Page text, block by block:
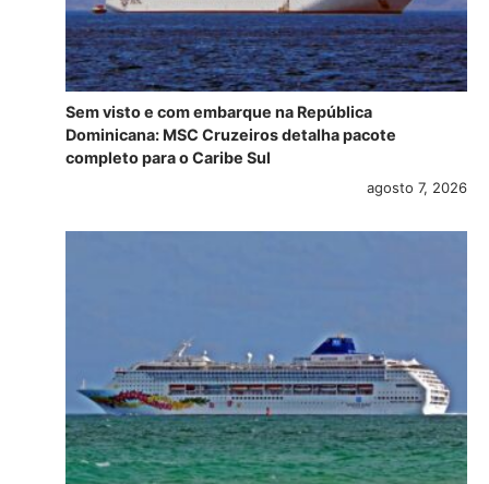
Sem visto e com embarque na República
Dominicana: MSC Cruzeiros detalha pacote
completo para o Caribe Sul
agosto 7, 2026